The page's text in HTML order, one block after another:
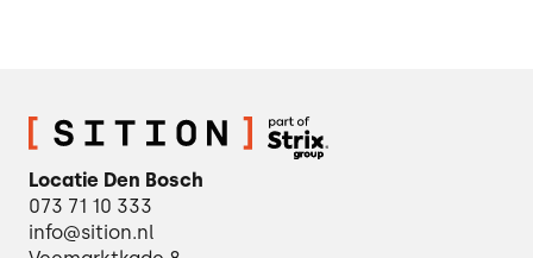
Locatie Den Bosch
073 71 10 333
info@sition.nl